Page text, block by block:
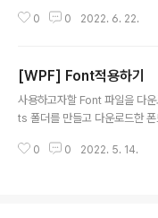
ml MainWindow.xaml.cs
edDocument; 4. Text Insert
폰트) 5페이지의 해당 좌표위
을 추가합니다.
0 0 2022. 6. 22.
[WPF] Font적용하기
사용하고자할 Font 파일을 다
ts 폴더를 만들고 다운로드한
면의 xaml 단에아래처럼 정의
0 0 2022. 5. 14.